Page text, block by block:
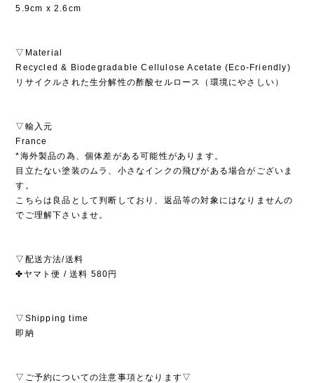
5.9cm x 2.6cm
▽Material
Recycled & Biodegradable Cellulose Acetate (Eco-Friendly)
リサイクルされた生分解性の酢酸セルロース（環境にやさしい）
▽輸入元
France
*海外製品の為、個体差がある可能性があります。
目立たない塗装のムラ、小さなインクの飛びがある場合がございま
す。
こちらは良品として判断しており、返品等の対象にはなりませんの
でご理解下さいませ。
▽配送方法/送料
✤ヤマト便 / 送料 580円
▽Shipping time
即納
▽ご予約についての注意事項となります▽